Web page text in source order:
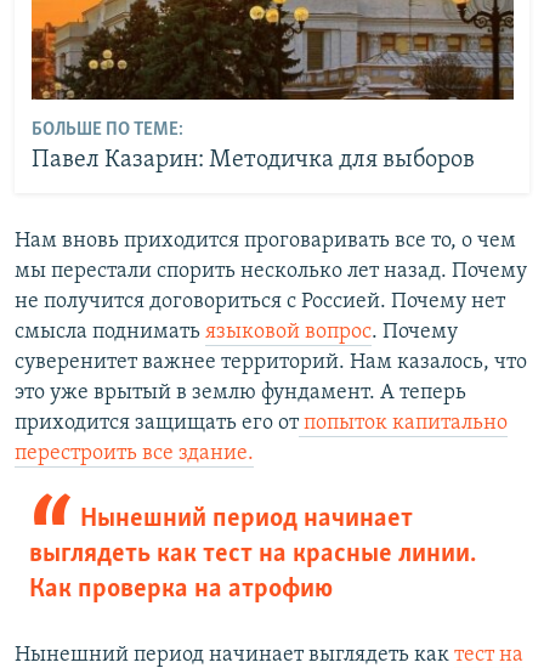
БОЛЬШЕ ПО ТЕМЕ:
Павел Казарин: Методичка для выборов
Нам вновь приходится проговаривать все то, о чем
мы перестали спорить несколько лет назад. Почему
не получится договориться с Россией. Почему нет
смысла поднимать языковой вопрос. Почему
суверенитет важнее территорий. Нам казалось, что
это уже врытый в землю фундамент. А теперь
приходится защищать его отпопыток капитально
перестроить все здание.
Нынешний период начинает
выглядеть как тест на красные линии.
Как проверка на атрофию
Нынешний период начинает выглядеть как тест на